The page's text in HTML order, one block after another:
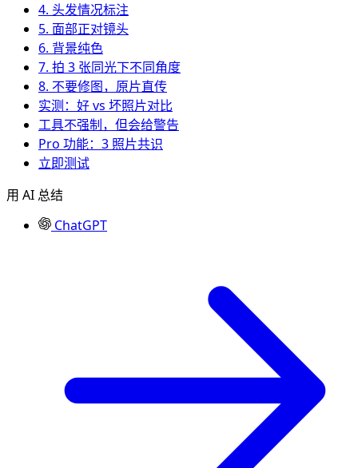
4. 头发情况标注
5. 面部正对镜头
6. 背景纯色
7. 拍 3 张同光下不同角度
8. 不要修图，原片直传
实测：好 vs 坏照片对比
工具不强制，但会给警告
Pro 功能：3 照片共识
立即测试
用 AI 总结
ChatGPT